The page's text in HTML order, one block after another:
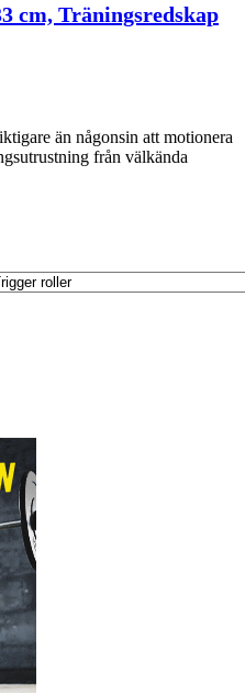
cm, Träningsredskap
än någonsin att motionera
från välkända